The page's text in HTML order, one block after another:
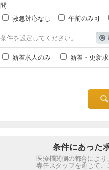
問
救急対応なし
午前のみ可
条件を設定してください。
新着求人のみ
新着・更新
条件にあった
医療機関側の都合により
専任スタッフを通じて